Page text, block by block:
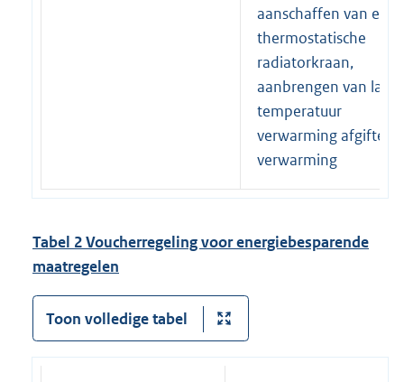
aanschaffen van een
thermostatische
radiatorkraan,
aanbrengen van laag
temperatuur
verwarming afgifte
verwarming
Tabel 2Voucherregeling voor energiebesparende
maatregelen
Toon volledige tabel